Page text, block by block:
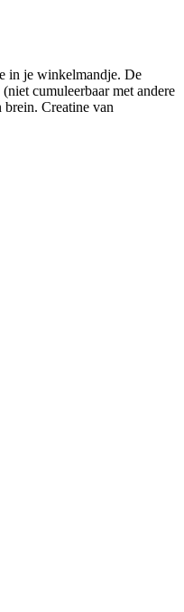
in je winkelmandje. De
cumuleerbaar met andere
brein. Creatine van